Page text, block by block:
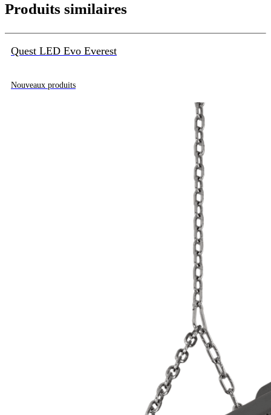
Produits similaires
Quest LED Evo Everest
Nouveaux produits